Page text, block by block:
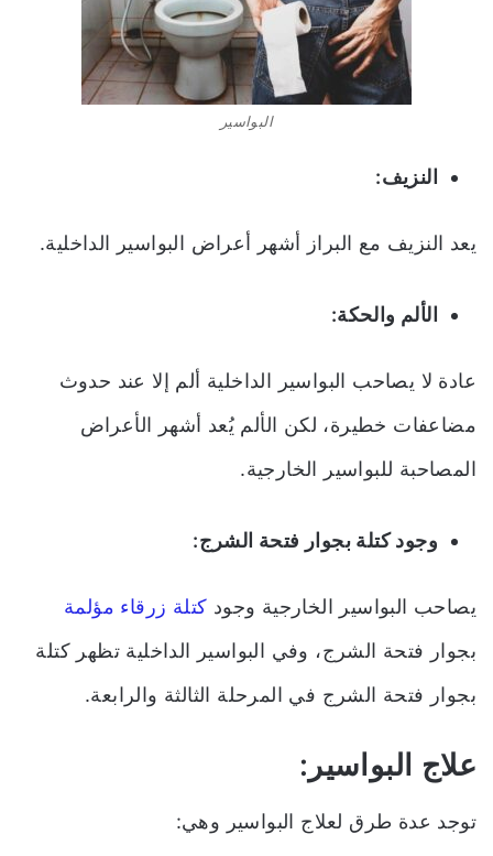
البواسير
النزيف:
يعد النزيف مع البراز أشهر أعراض البواسير الداخلية.
الألم والحكة:
عادة لا يصاحب البواسير الداخلية ألم إلا عند حدوث
مضاعفات خطيرة، لكن الألم يُعد أشهر الأعراض
المصاحبة للبواسير الخارجية.
وجود كتلة بجوار فتحة الشرج:
يصاحب البواسير الخارجية وجود كتلة زرقاء مؤلمة
بجوار فتحة الشرج، وفي البواسير الداخلية تظهر كتلة
بجوار فتحة الشرج في المرحلة الثالثة والرابعة.
علاج البواسير:
توجد عدة طرق لعلاج البواسير وهي: